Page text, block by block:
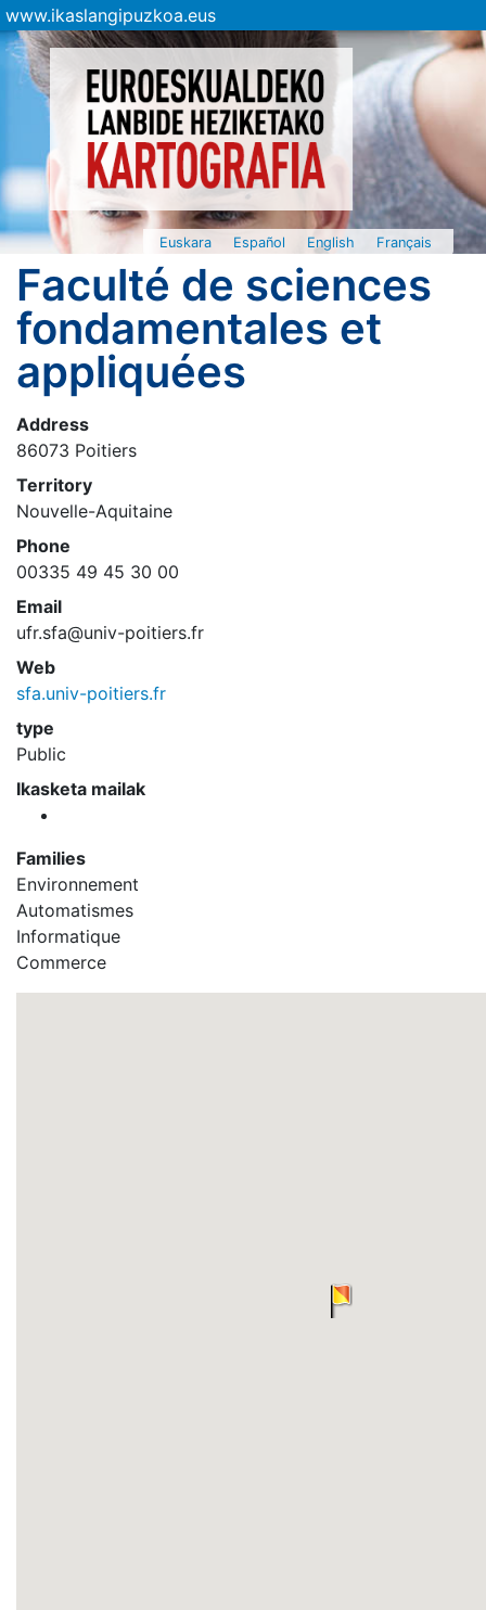
www.ikaslangipuzkoa.eus
Euskara Español English Français
Faculté de sciences
fondamentales et
appliquées
Address
86073 Poitiers
Territory
Nouvelle-Aquitaine
Phone
00335 49 45 30 00
Email
ufr.sfa@univ-poitiers.fr
Web
sfa.univ-poitiers.fr
type
Public
Ikasketa mailak
Families
Environnement
Automatismes
Informatique
Commerce